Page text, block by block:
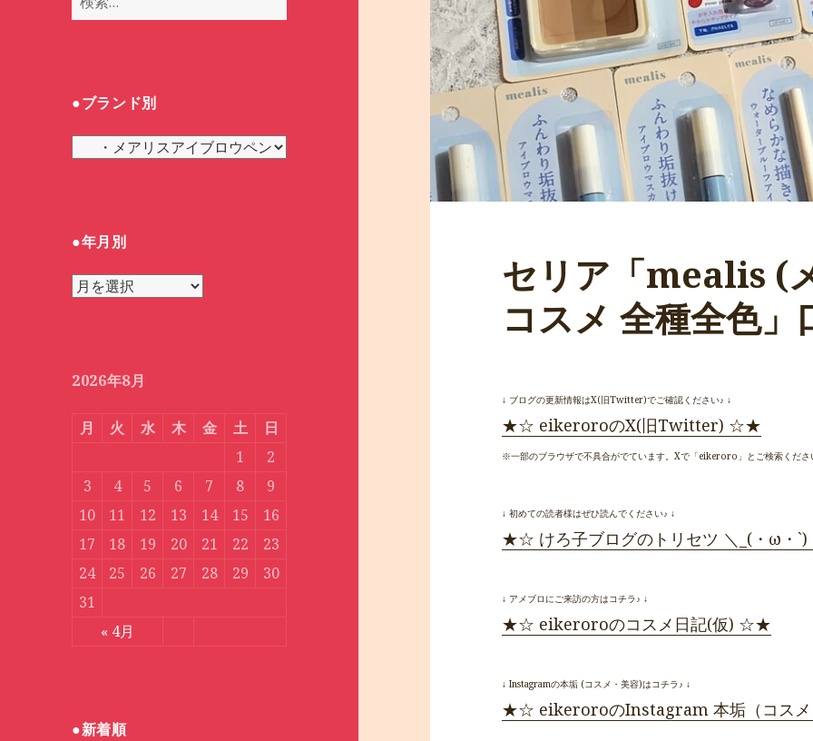
索
●ブランド別
ド
●年月別
●
2026年8月
月 火 水 木 金 土 日
« 4月
1
2
3
4 5 6 7 8
9
10
11 12 13 14 15
16
17
18 19 20 21 22
23
24
25 26 27 28 29
30
31
●新着順
セリア「mealis (
コスメ 全種全色
↓ ブログの更新情報はX(旧Twitter)でご確認ください♪ ↓
★☆ eikeroroのX(旧Twitter) ☆★
※一部のブラウザで不具合がでています。Xで「eikeroro」とご検索くださ
↓ 初めての読者様はぜひ読んでください♪ ↓
★☆ けろ子ブログのトリセツ ＼_(・ω・
↓ アメブロにご来訪の方はコチラ♪ ↓
★☆ eikeroroのコスメ日記(仮) ☆★
↓ Instagramの本垢 (コスメ・美容)はコチラ♪ ↓
★☆ eikeroroのInstagram 本垢（コス